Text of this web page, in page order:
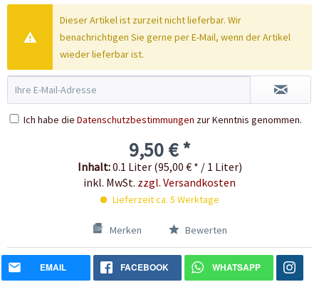
Dieser Artikel ist zurzeit nicht lieferbar. Wir
benachrichtigen Sie gerne per E-Mail, wenn der Artikel
wieder lieferbar ist.
Ich habe die Datenschutzbestimmungen zur Kenntnis genommen.
9,50 € *
Inhalt:0.1 Liter (95,00 € * / 1 Liter)
inkl. MwSt. zzgl. Versandkosten
Lieferzeit ca. 5 Werktage
Merken Bewerten
EMAIL FACEBOOK WHATSAPP